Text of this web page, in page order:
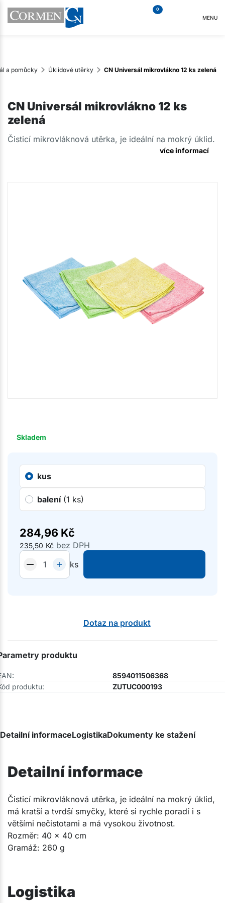
0
MENU
a pomůcky Úklidové utěrky CN Universál mikrovlákno 12 ks zelená
CN Universál mikrovlákno 12 ks
zelená
Čisticí mikrovláknová utěrka, je ideální na mokrý úklid.
více informací
Skladem
kus
balení (1 ks)
284,96 Kč
235,50 Kč bez DPH
ks
Dotaz na produkt
produktu
8594011506368
produktu:
ZUTUC000193
Detailní informaceLogistikaDokumenty ke stažení
Detailní informace
​Čisticí mikrovláknová utěrka, je ideální na mokrý úklid,
má kratší a tvrdší smyčky, které si rychle poradí i s
většími nečistotami a má vysokou životnost.​
Rozměr: 40 x 40 cm
Gramáž: 260 g
Logistika